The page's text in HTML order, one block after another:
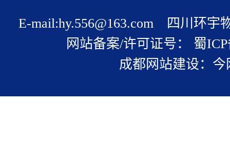
过程。 ...
较
源
较
E-mail:hy.556@163.com 四川环
网站备案/许可证号： 蜀ICP
成都网站建设：今